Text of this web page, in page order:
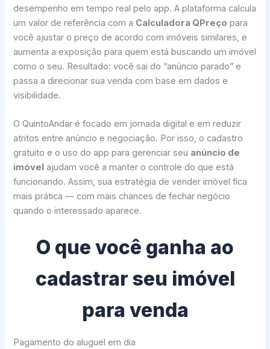
desempenho em tempo real pelo app. A plataforma calcula
um valor de referência com a Calculadora QPreço para
você ajustar o preço de acordo com imóveis similares, e
aumenta a exposição para quem está buscando um imóvel
como o seu. Resultado: você sai do “anúncio parado” e
passa a direcionar sua venda com base em dados e
visibilidade.
O QuintoAndar é focado em jornada digital e em reduzir
atritos entre anúncio e negociação. Por isso, o cadastro
gratuito e o uso do app para gerenciar seu anúncio de
imóvel ajudam você a manter o controle do que está
funcionando. Assim, sua estratégia de vender imóvel fica
mais prática — com mais chances de fechar negócio
quando o interessado aparece.
O que você ganha ao
cadastrar seu imóvel
para venda
Pagamento do aluguel em dia